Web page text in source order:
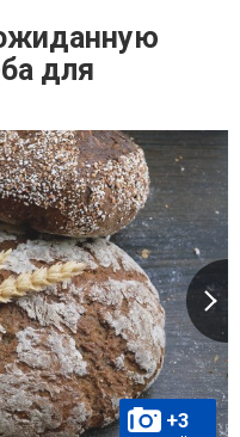
для
+3